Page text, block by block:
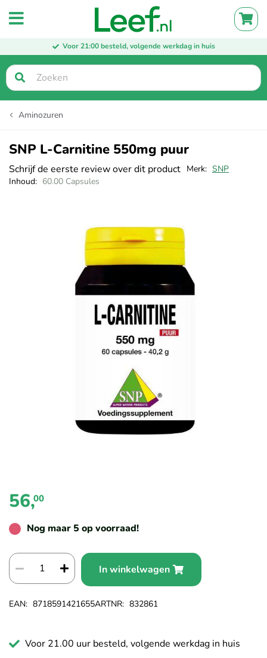
Menu
Voor 21:00 besteld, volgende werkdag in huis
Zoek
Aminozuren
begin
van
afbeeldingen-
SNP L-Carnitine 550mg puur
Merk
SNP
Inhoud
60.00 Capsules
Schrijf de eerste review over dit product
56,00
Nog maar 5 op voorraad!
In winkelwagen
Voor 21.00 uur besteld, volgende werkdag in huis
EAN 8718591421655ARTNR 832861